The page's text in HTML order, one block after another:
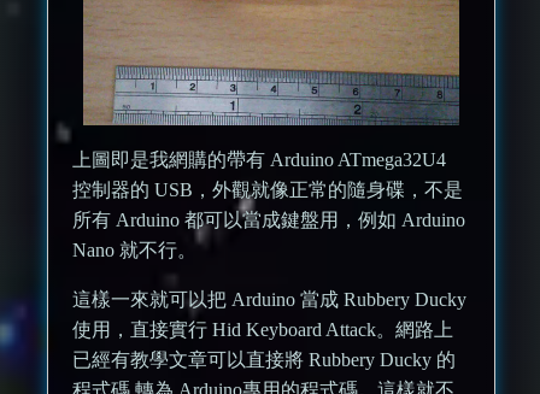
上圖即是我網購的帶有 Arduino ATmega32U4
控制器的 USB，外觀就像正常的隨身碟，不是
所有 Arduino 都可以當成鍵盤用，例如 Arduino
Nano 就不行。
這樣一來就可以把 Arduino 當成 Rubbery Ducky
使用，直接實行 Hid Keyboard Attack。網路上
已經有教學文章可以直接將 Rubbery Ducky 的
程式碼 轉為 Arduino專用的程式碼。這樣就不